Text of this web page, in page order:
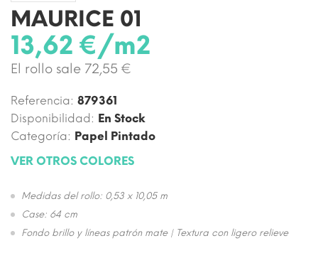
MAURICE 01
13,62 €/m2
El rollo sale 72,55 €
Referencia: 879361
Disponibilidad: En Stock
Categoría: Papel Pintado
VER OTROS COLORES
Medidas del rollo: 0,53 x 10,05 m
Case: 64 cm
Fondo brillo y líneas patrón mate | Textura con ligero relieve